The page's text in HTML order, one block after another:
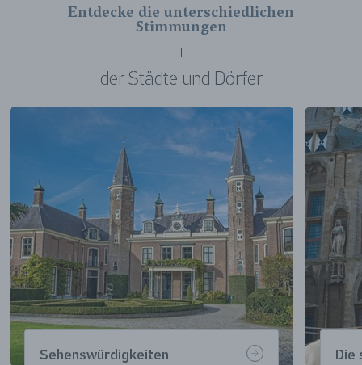
Entdecke die unterschiedlichen
Stimmungen
der Städte und Dörfer
Sehenswürdigkeiten
Die